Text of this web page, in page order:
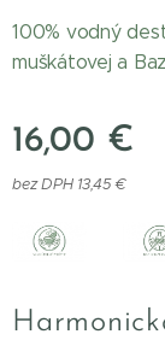
100% vodný
muškátovej a
16,00 €
bez DPH 13,45 €